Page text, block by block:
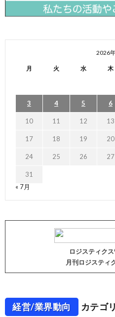
2026
月 火 水 木
3 4 5 6
10 11 12 13
17 18 19 20
24 25 26 27
31
« 7月
ロジスティク
月刊ロジスティ
経営/業界動向 カテゴ